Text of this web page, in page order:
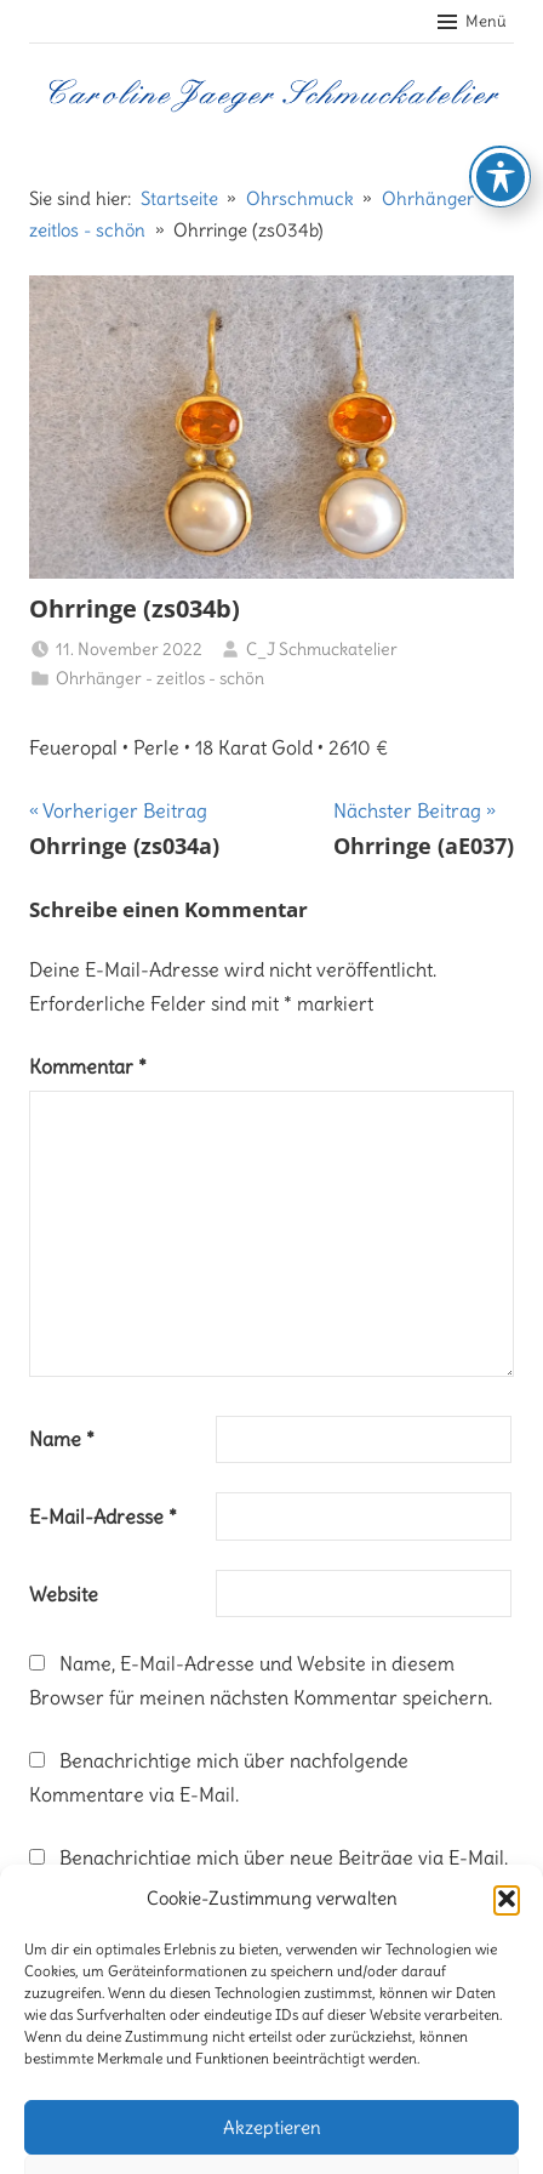
Cookie-Zustimmung verwalten
Um dir ein optimales Erlebnis zu bieten, verwenden wir Technologien wie
Cookies, um Geräteinformationen zu speichern und/oder darauf
zuzugreifen. Wenn du diesen Technologien zustimmst, können wir Daten
wie das Surfverhalten oder eindeutige IDs auf dieser Website verarbeiten.
Wenn du deine Zustimmung nicht erteilst oder zurückziehst, können
bestimmte Merkmale und Funktionen beeinträchtigt werden.
Akzeptieren
Inhalt
springen
Menü
Jaeger
Schmuckatelier
Sie sind hier: Startseite Ohrschmuck
Ohrhänger -
zeitlos - schön
Ohrringe (zs034b)
Ohrringe (zs034b)
11. November 2022
C_J Schmuckatelier
Ohrhänger - zeitlos - schön
Feueropal • Perle • 18 Karat Gold • 2610 €
Beitragsnavigation
Vorheriger Beitrag
Ohrringe (zs034a)
Nächster Beitrag
Ohrringe (aE037)
Schreibe einen Kommentar
Deine E-Mail-Adresse wird nicht veröffentlicht.
Erforderliche Felder sind mit * markiert
Kommentar *
Name *
E-Mail-Adresse *
Website
Name, E-Mail-Adresse und Website in diesem
Browser für meinen nächsten Kommentar speichern.
Benachrichtige mich über nachfolgende
Kommentare via E-Mail.
Benachrichtige mich über neue Beiträge via E-Mail.
Kontakt
Haftungsausschluß